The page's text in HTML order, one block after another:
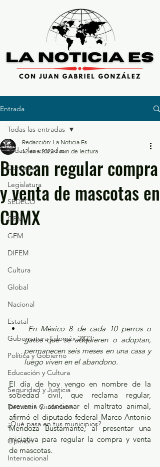
Entrada
Todas las entradas
Congreso
Legislatura
SEDECO
GEM
GEM
DIFEM
Cultura
Global
Nacional
Estatal
Gubernatura Edoméx 2023
Política y Gobierno
Educación y Cultura
Seguridad y Justicia
Denuncia Ciudadana
¿Qué pasa en tus municipios?
Opinión
Internacional
Todas las entradas
Buscan regular compra
y venta de mascotas en
CDMX
Redacción: La Noticia Es
12 ene 2022 1 min de lectura
gatos que se adquieren o adoptan,
permanecen seis meses en una casa y
luego viven en el abandono.
El día de hoy vengo en nombre de la
sociedad civil, que reclama regular,
prevenir y sancionar el maltrato animal,
afirmó el diputado federal Marco Antonio
Mendoza Bustamante, al presentar una
iniciativa para regular la compra y venta
de mascotas.